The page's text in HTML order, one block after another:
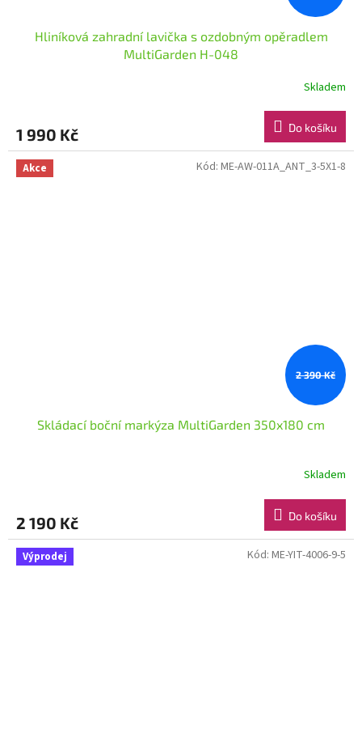
Hliníková zahradní lavička s ozdobným opěradlem
MultiGarden H-048
Skladem
1 990 Kč Do košíku
Akce
2 390 Kč
Skládací boční markýza MultiGarden 350x180 cm
Skladem
2 190 Kč Do košíku
Kód: ME-AW-011A_ANT_3-5X1-8
Výprodej Kód: ME-YIT-4006-9-5